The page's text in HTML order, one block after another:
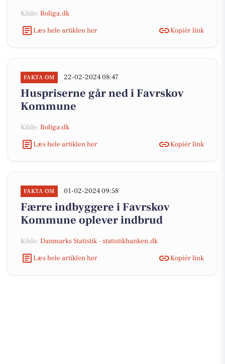
Kilde: Boliga.dk
Læs hele artiklen her
Kopiér link
FAKTA OM 22-02-2024 08:47
Huspriserne går ned i Favrskov
Kommune
Kilde: Boliga.dk
Læs hele artiklen her
Kopiér link
FAKTA OM 01-02-2024 09:58
Færre indbyggere i Favrskov
Kommune oplever indbrud
Kilde: Danmarks Statistik - statistikbanken.dk
Læs hele artiklen her
Kopiér link